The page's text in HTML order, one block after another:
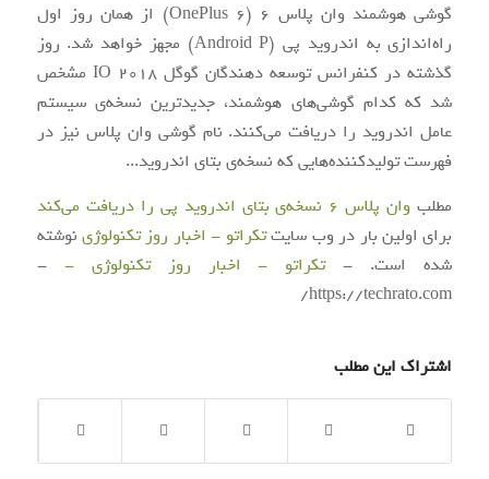
گوشی هوشمند وان پلاس ۶ (OnePlus 6) از همان روز اول
راه‌اندازی به اندروید پی (Android P) مجهز خواهد شد. روز
گذشته در کنفرانس توسعه دهندگان گوگل IO 2018 مشخص
شد که کدام گوشی‌های هوشمند، جدیدترین نسخه‌ی سیستم
عامل اندروید را دریافت می‌کنند. نام گوشی وان پلاس نیز در
فهرست تولیدکننده‌هایی که نسخه‌ی بتای اندروید...
مطلب وان پلاس ۶ نسخه‌ی بتای اندروید پی را دریافت می‌کند
برای اولین بار در وب سایتتکراتو - اخبار روز تکنولوژینوشته
شده است. -تکراتو - اخبار روز تکنولوژی --
https://techrato.com/
اشتراک این مطلب